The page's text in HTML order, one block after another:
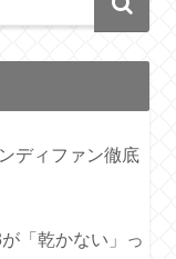
ディファン徹底
「乾かない」っ